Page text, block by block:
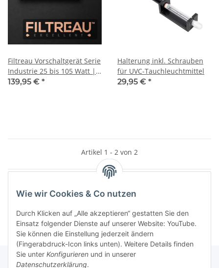
Wie wir Cookies & Co nutzen
Durch Klicken auf „Alle akzeptieren“ gestatten Sie den
Einsatz folgender Dienste auf unserer Website: YouTube.
Sie können die Einstellung jederzeit ändern
(Fingerabdruck-Icon links unten). Weitere Details finden
Sie unter Konfigurieren und in unserer
Datenschutzerklärung.
Filtreau Vorschaltgerät Serie
Industrie 25 bis 105 Watt |
ein Gerät für alle Leistungen
139,95 € *
Halterung inkl. Schrauben
für UVC-Tauchleuchtmittel
29,95 € *
Artikel 1 - 2 von 2